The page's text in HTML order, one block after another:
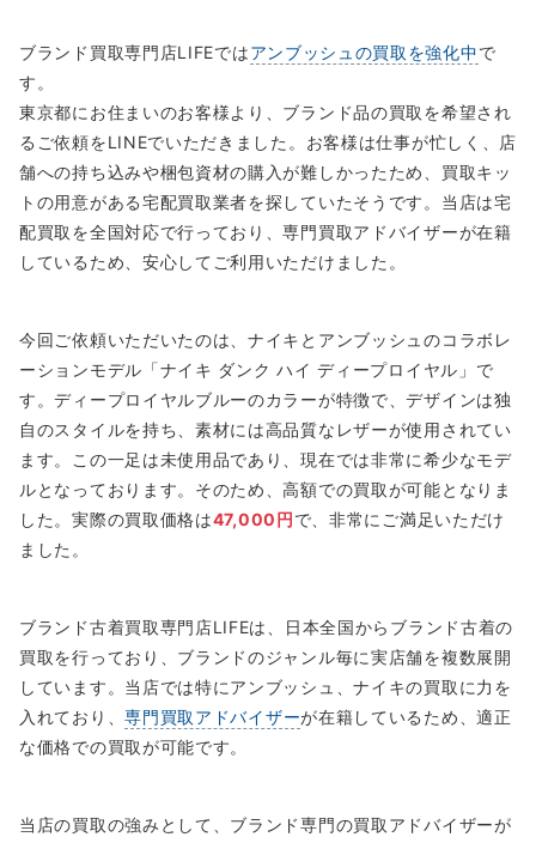
ブランド買取専門店LIFEではアンブッシュの買取を強化中で
す。
東京都にお住まいのお客様より、ブランド品の買取を希望され
るご依頼をLINEでいただきました。お客様は仕事が忙しく、店
舗への持ち込みや梱包資材の購入が難しかったため、買取キッ
トの用意がある宅配買取業者を探していたそうです。当店は宅
配買取を全国対応で行っており、専門買取アドバイザーが在籍
しているため、安心してご利用いただけました。
今回ご依頼いただいたのは、ナイキとアンブッシュのコラボレ
ーションモデル「ナイキ ダンク ハイ ディープロイヤル」で
す。ディープロイヤルブルーのカラーが特徴で、デザインは独
自のスタイルを持ち、素材には高品質なレザーが使用されてい
ます。この一足は未使用品であり、現在では非常に希少なモデ
ルとなっております。そのため、高額での買取が可能となりま
した。実際の買取価格は47,000円で、非常にご満足いただけ
ました。
ブランド古着買取専門店LIFEは、日本全国からブランド古着の
買取を行っており、ブランドのジャンル毎に実店舗を複数展開
しています。当店では特にアンブッシュ、ナイキの買取に力を
入れており、専門買取アドバイザーが在籍しているため、適正
な価格での買取が可能です。
当店の買取の強みとして、ブランド専門の買取アドバイザーが